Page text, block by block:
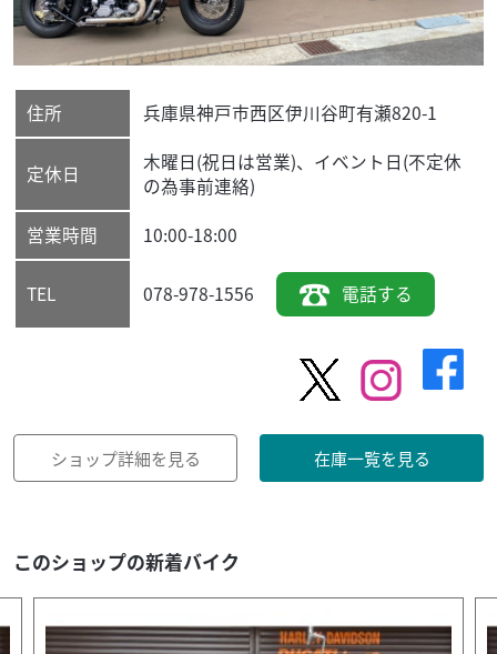
住所 兵庫県神戸市西区伊川谷町有瀬820-1
定休日
木曜日(祝日は営業)、イベント日(不定休
の為事前連絡)
営業時間
10:00-18:00
TEL 078-978-1556 電話する
ショップ詳細を見る 在庫一覧を見る
このショップの新着バイク